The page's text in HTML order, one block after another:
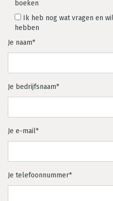
boeken
Ik heb nog wat vragen en
hebben
Je naam*
Je bedrijfsnaam*
Je e-mail*
Je telefoonnummer*